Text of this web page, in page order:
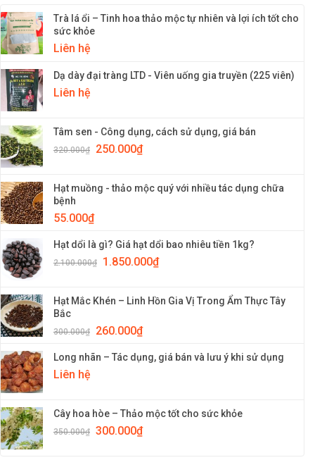
Trà lá ổi – Tinh hoa thảo mộc tự nhiên và lợi ích tốt cho
sức khỏe
Liên hệ
Dạ dày đại tràng LTD - Viên uống gia truyền (225 viên)
Liên hệ
Tâm sen - Công dụng, cách sử dụng, giá bán
320.000₫ 250.000₫
Hạt muồng - thảo mộc quý với nhiều tác dụng chữa
bệnh
55.000₫
Hạt dổi là gì? Giá hạt dổi bao nhiêu tiền 1kg?
2.100.000₫ 1.850.000₫
Hạt Mắc Khén – Linh Hồn Gia Vị Trong Ẩm Thực Tây
Bắc
300.000₫ 260.000₫
Long nhãn – Tác dụng, giá bán và lưu ý khi sử dụng
Liên hệ
Cây hoa hòe – Thảo mộc tốt cho sức khỏe
350.000₫ 300.000₫